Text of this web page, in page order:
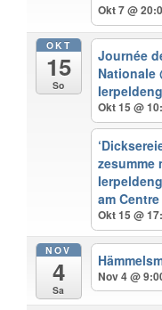
Okt 7 @
OKT
15
So
Journée
Nationale
Okt 15 @
zesumme
am
Okt 15 @
NOV
4
Sa
Nov 4 @